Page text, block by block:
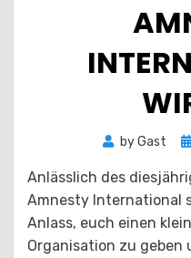
byGast
Anlässlich des
Amnesty International
Anlass, euch einen
Organisation zu